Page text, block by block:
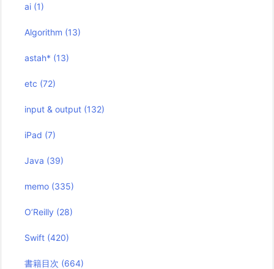
ai (1)
Algorithm (13)
astah* (13)
etc (72)
input & output (132)
iPad (7)
Java (39)
memo (335)
O’Reilly (28)
Swift (420)
書籍目次 (664)